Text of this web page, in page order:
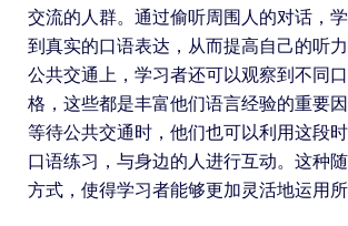
交流的人群。通过偷听周围人的对话，
到真实的口语表达，从而提高自己的听
公共交通上，学习者还可以观察到不同
格，这些都是丰富他们语言经验的重要
等待公共交通时，他们也可以利用这段
口语练习，与身边的人进行互动。这种
方式，使得学习者能够更加灵活地运用所